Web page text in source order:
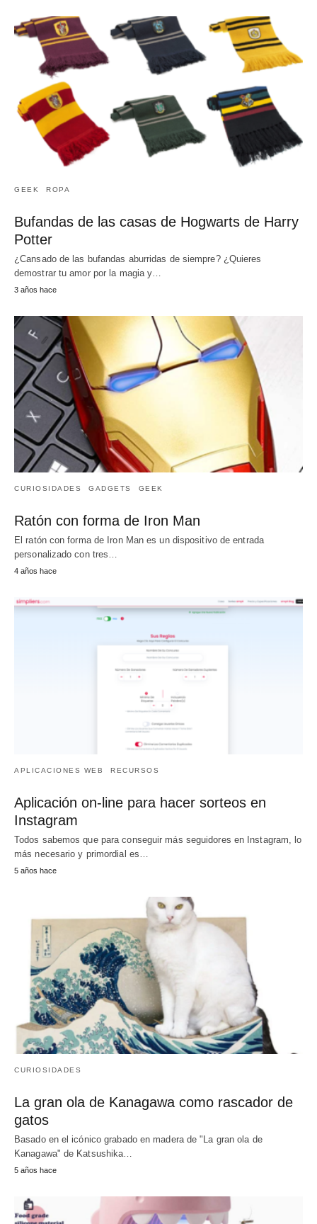
GEEK ROPA
Bufandas de las casas de Hogwarts de Harry
Potter
¿Cansado de las bufandas aburridas de siempre? ¿Quieres
demostrar tu amor por la magia y…
3 años hace
CURIOSIDADES GADGETS GEEK
Ratón con forma de Iron Man
El ratón con forma de Iron Man es un dispositivo de entrada
personalizado con tres…
4 años hace
APLICACIONES WEB RECURSOS
Aplicación on-line para hacer sorteos en
Instagram
Todos sabemos que para conseguir más seguidores en Instagram, lo
más necesario y primordial es…
5 años hace
CURIOSIDADES
La gran ola de Kanagawa como rascador de
gatos
Basado en el icónico grabado en madera de "La gran ola de
Kanagawa" de Katsushika…
5 años hace